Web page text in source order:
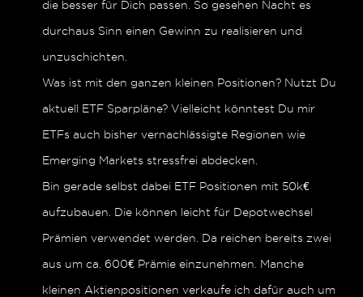
die besser für Dich passen. So gesehen Nacht es
durchaus Sinn einen Gewinn zu realisieren und
unzuschichten.
Was ist mit den ganzen kleinen Positionen? Nutzt Du
aktuell ETF Sparpläne? Vielleicht könntest Du mir
ETFs auch bisher vernachlässigte Regionen wie
Emerging Markets stressfrei abdecken.
Bin gerade selbst dabei ETF Positionen mit 50k€
aufzubauen. Die können leicht für Depotwechsel
Prämien verwendet werden. Da reichen bereits zwei
aus um ca. 600€ Prämie einzunehmen. Manche
kleinen Aktienpositionen verkaufe ich dafür auch um